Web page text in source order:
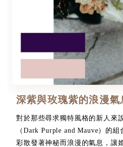
深紫與玫瑰紫的浪漫氣
對於那些尋求獨特風格的新人來
（Dark Purple and Mauve）的
彩散發著神秘而浪漫的氣息，讓